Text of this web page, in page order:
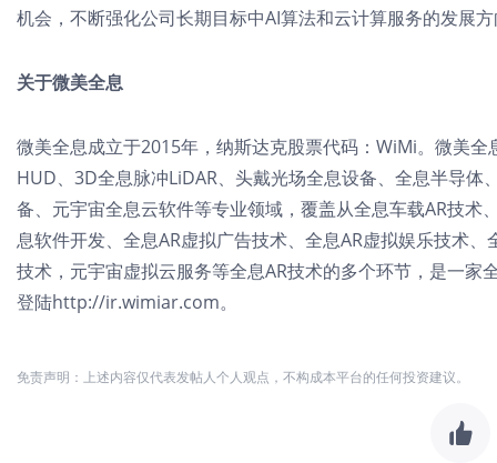
机会，不断强化公司长期目标中AI算法和云计算服务的发展
关于微美全息
微美全息成立于2015年，纳斯达克股票代码：WiMi。微美
HUD、3D全息脉冲LiDAR、头戴光场全息设备、全息半导体
备、元宇宙全息云软件等专业领域，覆盖从全息车载AR技术
息软件开发、全息AR虚拟广告技术、全息AR虚拟娱乐技术
技术，元宇宙虚拟云服务等全息AR技术的多个环节，是一
登陆http://ir.wimiar.com。
免责声明：上述内容仅代表发帖人个人观点，不构成本平台的任何投资建议。